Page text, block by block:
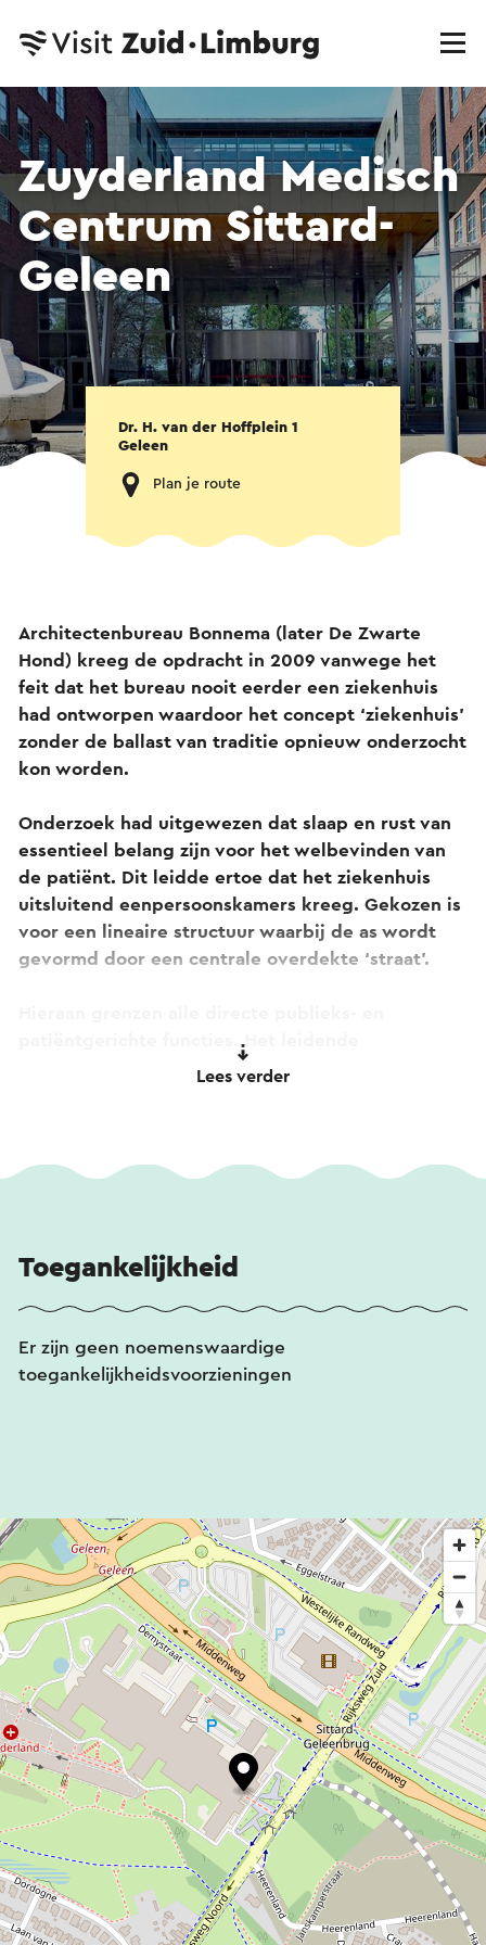
Zuyderland Medisch
Centrum Sittard-
Geleen
Dr. H. van der Hoffplein 1
Geleen
Plan je route
Architectenbureau Bonnema (later De Zwarte
Hond) kreeg de opdracht in 2009 vanwege het
feit dat het bureau nooit eerder een ziekenhuis
had ontworpen waardoor het concept ‘ziekenhuis’
zonder de ballast van traditie opnieuw onderzocht
kon worden.
Onderzoek had uitgewezen dat slaap en rust van
essentieel belang zijn voor het welbevinden van
de patiënt. Dit leidde ertoe dat het ziekenhuis
uitsluitend eenpersoonskamers kreeg. Gekozen is
voor een lineaire structuur waarbij de as wordt
gevormd door een centrale overdekte ‘straat’.
patiëntgerichte functies. Het leidende
uitgangspunt bij het ontwerp is dat de patiënt
en te werken.
ontwerpproces geweest. Zowel
volumeflexibiliteit (het gebouw moest
uitbreidbaar zijn) als ook ombouwflexibiliteit. Dit
heeft een op alle fronten aanpasbaar gebouw
opgeleverd. Belangrijk omdat het denken over de
Lees verder
Toegankelijkheid
Er zijn geen noemenswaardige
toegankelijkheidsvoorzieningen